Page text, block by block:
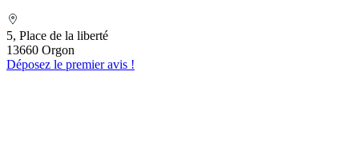
5, Place de la liberté
13660 Orgon
Déposez le premier avis !